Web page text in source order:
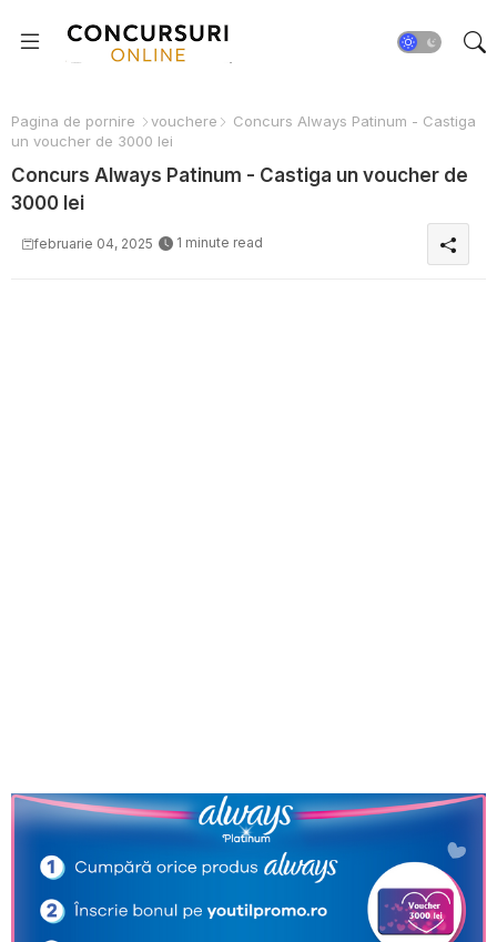
Pagina de pornire vouchere
Concurs Always Patinum - Castiga
un voucher de 3000 lei
Concurs Always Patinum - Castiga un voucher de
3000 lei
februarie 04, 2025 1 minute read